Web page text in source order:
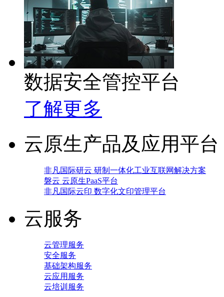
数据安全管控平台
了解更多
云原生产品及应用平台
非凡国际研云 研制一体化工业互联网解决方案
磐云 云原生PaaS平台
非凡国际云印 数字化文印管理平台
云服务
云管理服务
安全服务
基础架构服务
云应用服务
云培训服务